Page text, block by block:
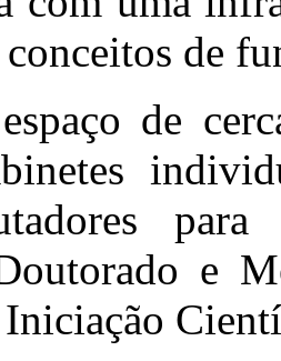
de
de
e
Iniciação